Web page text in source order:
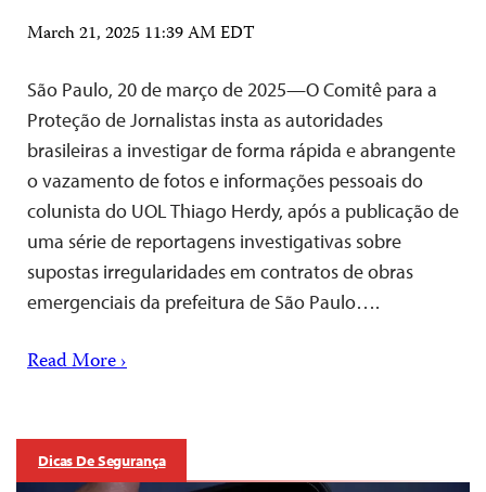
March 21, 2025 11:39 AM EDT
São Paulo, 20 de março de 2025—O Comitê para a
Proteção de Jornalistas insta as autoridades
brasileiras a investigar de forma rápida e abrangente
o vazamento de fotos e informações pessoais do
colunista do UOL Thiago Herdy, após a publicação de
uma série de reportagens investigativas sobre
supostas irregularidades em contratos de obras
emergenciais da prefeitura de São Paulo….
Read More ›
Dicas De Segurança